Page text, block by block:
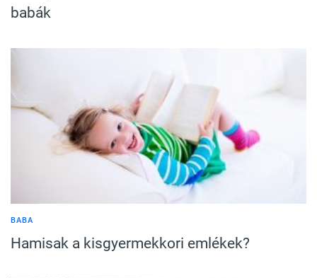
babák
BABA
Hamisak a kisgyermekkori emlékek?